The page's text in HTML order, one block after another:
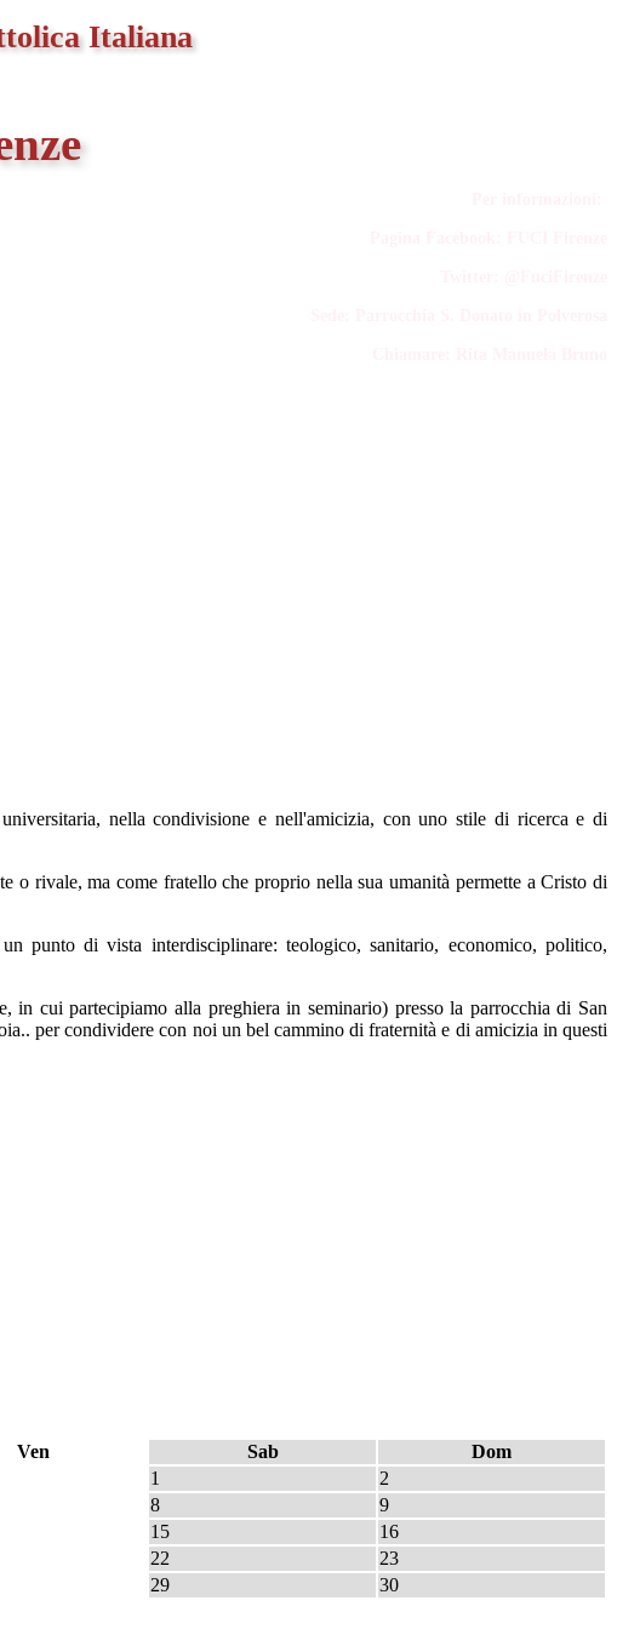
Italiana
nella condivisione e nell'amicizia, con uno stile di ricerca e di
rivale, ma come fratello che proprio nella sua umanità permette a Cristo di
punto di vista interdisciplinare: teologico, sanitario, economico, politico,
in cui partecipiamo alla preghiera in seminario) presso la parrocchia di San
per condividere con noi un bel cammino di fraternità e di amicizia in questi
Ven Sab
Dom
1
2
8
9
15
16
22
23
29
30